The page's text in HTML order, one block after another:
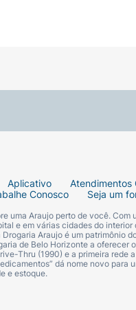
Aplicativo Atendimentos
Conosco Seja um
uma Araujo perto de você.
e em várias cidades do
Araujo é um patrimônio
de Belo Horizonte a
Thru (1990) e a primeira
dá nome novo
e estoque.